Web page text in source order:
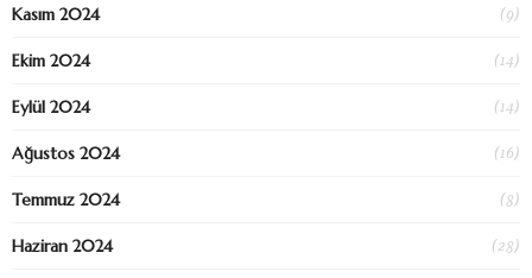
Kasım 2024 (9)
Ekim 2024 (14)
Eylül 2024 (14)
Ağustos 2024 (16)
Temmuz 2024 (8)
Haziran 2024 (28)